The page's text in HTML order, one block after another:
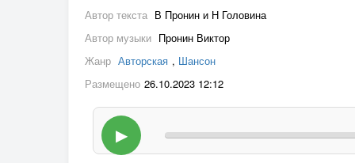
Автор текста В Пронин и Н Головина
Автор музыки Пронин Виктор
Жанр Авторская , Шансон
Размещено 26.10.2023 12:12
▶